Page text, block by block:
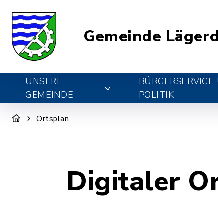
Gemeinde
UNSERE
GEMEINDE
BÜRGERSERVICE
POLITIK
Ortsplan
Digitaler